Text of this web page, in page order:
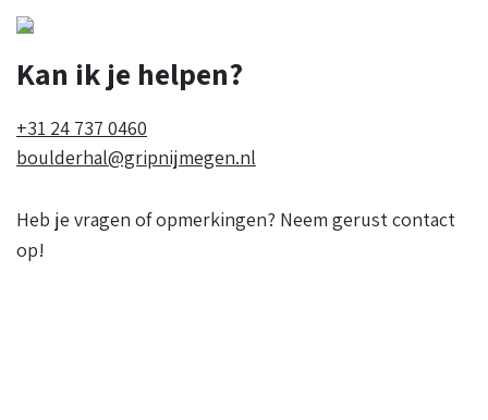
Kan ik je helpen?
+31 24 737 0460
boulderhal@gripnijmegen.nl
Heb je vragen of opmerkingen? Neem gerust contact
op!